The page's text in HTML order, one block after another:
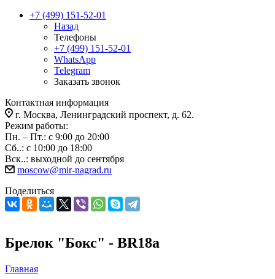
+7 (499) 151-52-01
Назад
Телефоны
+7 (499) 151-52-01
WhatsApp
Telegram
Заказать звонок
Контактная информация
г. Москва, Ленинградский проспект, д. 62.
Режим работы:
Пн. – Пт.: с 9:00 до 20:00
Сб..: с 10:00 до 18:00
Вск..: выходной до сентября
moscow@mir-nagrad.ru
Поделиться
Брелок "Бокс" - BR18a
Главная